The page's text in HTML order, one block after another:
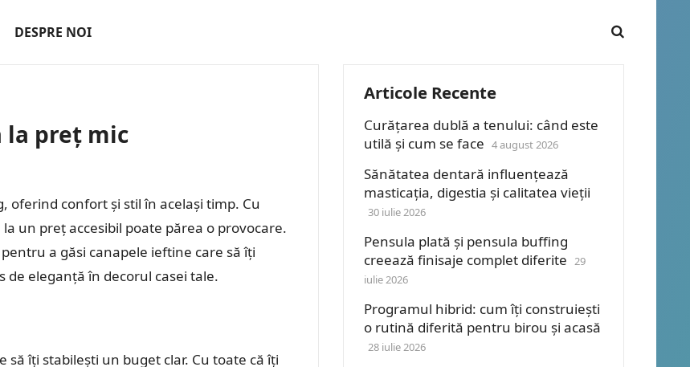
DESPRE NOI
la preț mic
oferind confort și stil în același timp. Cu
un preț accesibil poate părea o provocare.
a găsi canapele ieftine care să îți
de eleganță în decorul casei tale.
îți stabilești un buget clar. Cu toate că îți
Articole Recente
Curățarea dublă a tenului: când este
utilă și cum se face 4 august 2026
Sănătatea dentară influențează
masticația, digestia și calitatea vieții
30 iulie 2026
Pensula plată și pensula buffing
creează finisaje complet diferite 29
iulie 2026
Programul hibrid: cum îți construiești
o rutină diferită pentru birou și acasă
28 iulie 2026